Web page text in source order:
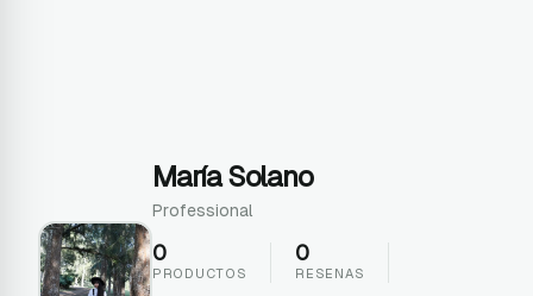
María Solano
Professional
0
PRODUCTOS
0
RESENAS